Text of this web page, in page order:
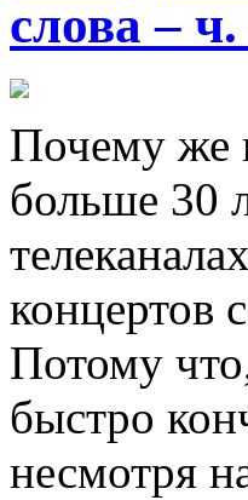
слова – ч.
Почему же
больше 30
концертов
Потому
быстро
несмотря